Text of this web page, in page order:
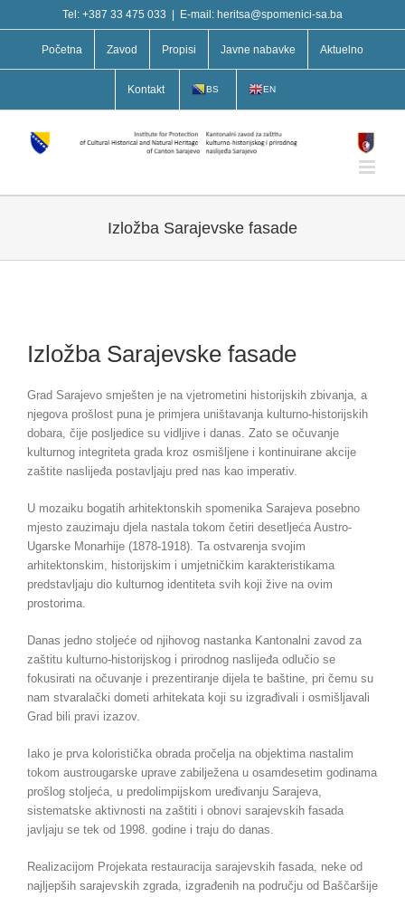
to
Tel: +387 33 475 033 E-mail: heritsa@spomenici-sa.ba
Početna Zavod Propisi Javne nabavke Aktuelno
Kontakt BS EN
Izložba Sarajevske fasade
Izložba Sarajevske fasade
Grad Sarajevo smješten je na vjetrometini historijskih zbivanja, a
njegova prošlost puna je primjera uništavanja kulturno-historijskih
dobara, čije posljedice su vidljive i danas. Zato se očuvanje
kulturnog integriteta grada kroz osmišljene i kontinuirane akcije
zaštite naslijeđa postavljaju pred nas kao imperativ.
U mozaiku bogatih arhitektonskih spomenika Sarajeva posebno
mjesto zauzimaju djela nastala tokom četiri desetljeća Austro-
Ugarske Monarhije (1878-1918). Ta ostvarenja svojim
arhitektonskim, historijskim i umjetničkim karakteristikama
predstavljaju dio kulturnog identiteta svih koji žive na ovim
prostorima.
Danas jedno stoljeće od njihovog nastanka Kantonalni zavod za
zaštitu kulturno-historijskog i prirodnog naslijeđa odlučio se
fokusirati na očuvanje i prezentiranje dijela te baštine, pri čemu su
nam stvaralački dometi arhitekata koji su izgrađivali i osmišljavali
Grad bili pravi izazov.
Iako je prva koloristička obrada pročelja na objektima nastalim
tokom austrougarske uprave zabilježena u osamdesetim godinama
prošlog stoljeća, u predolimpijskom uređivanju Sarajeva,
sistematske aktivnosti na zaštiti i obnovi sarajevskih fasada
javljaju se tek od 1998. godine i traju do danas.
Realizacijom Projekata restauracija sarajevskih fasada, neke od
najljepših sarajevskih zgrada, izgrađenih na području od Baščaršije